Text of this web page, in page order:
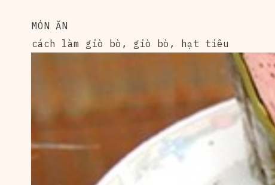
MÓN ĂN
cách làm giò bò , giò bò , hạt tiêu